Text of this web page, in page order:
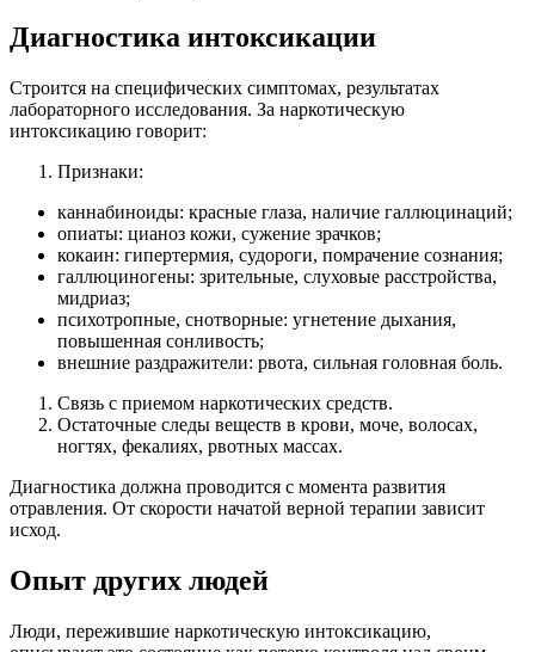
Диагностика интоксикации
Строится на специфических симптомах, результатах
лабораторного исследования. За наркотическую
интоксикацию говорит:
Признаки:
каннабиноиды: красные глаза, наличие галлюцинаций;
опиаты: цианоз кожи, сужение зрачков;
кокаин: гипертермия, судороги, помрачение сознания;
галлюциногены: зрительные, слуховые расстройства,
мидриаз;
психотропные, снотворные: угнетение дыхания,
повышенная сонливость;
внешние раздражители: рвота, сильная головная боль.
Связь с приемом наркотических средств.
Остаточные следы веществ в крови, моче, волосах,
ногтях, фекалиях, рвотных массах.
Диагностика должна проводится с момента развития
отравления. От скорости начатой верной терапии зависит
исход.
Опыт других людей
Люди, пережившие наркотическую интоксикацию,